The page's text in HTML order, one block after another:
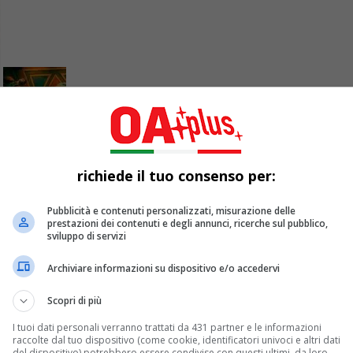
Challenge
Challenge di Memphis è un'opportunità straordinaria per
richiede il tuo consenso per:
Pubblicità e contenuti personalizzati, misurazione delle
prestazioni dei contenuti e degli annunci, ricerche sul pubblico,
sviluppo di servizi
Archiviare informazioni su dispositivo e/o accedervi
Scopri di più
I tuoi dati personali verranno trattati da 431 partner e le informazioni
raccolte dal tuo dispositivo (come cookie, identificatori univoci e altri dati